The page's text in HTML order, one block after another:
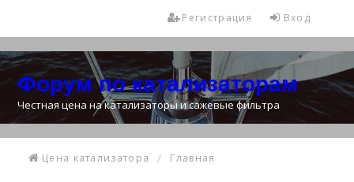
Вход
Регистрация
Форум по катализаторам
Честная цена на катализаторы и сажевые фильтра
Цена катализатора Главная